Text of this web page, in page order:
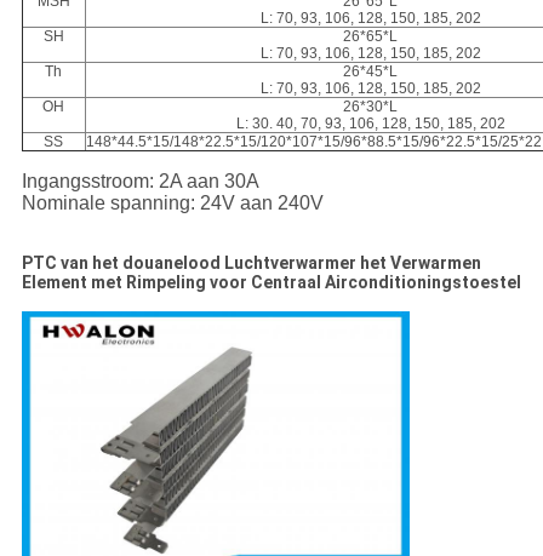
L: 70, 93, 106, 128, 150, 185, 202
SH
26*65*L
L: 70, 93, 106, 128, 150, 185, 202
Th
26*45*L
L: 70, 93, 106, 128, 150, 185, 202
OH
26*30*L
L: 30. 40, 70, 93, 106, 128, 150, 185, 202
SS
148*44.5*15/148*22.5*15/120*107*15/96*88.5*15/96*22.5*15/
Ingangsstroom: 2A aan 30A
Nominale spanning: 24V aan 240V
PTC van het douanelood Luchtverwarmer het Verwarmen
Element met Rimpeling voor Centraal Airconditioningstoestel